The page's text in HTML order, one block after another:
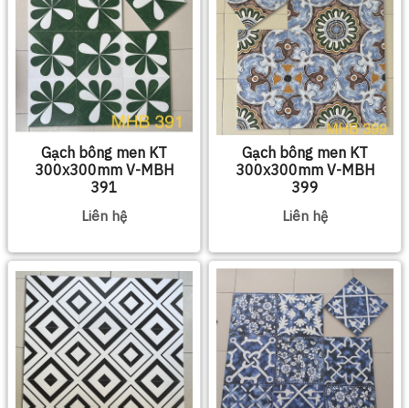
Gạch bông men KT
300x300mm V-MBH
391
Liên hệ
Gạch bông men KT
300x300mm V-MBH
399
Liên hệ